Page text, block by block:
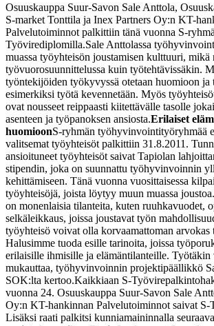
Osuuskauppa Suur-Savon Sale Anttola,
S-market Tonttila ja Inex Partners Oy:n KT-
Palvelutoiminnot palkittiin tänä vuonna S-
Työvirediplomilla.Sale Anttolassa
muassa työyhteisön joustamisen kulttuuri,
työvuorosuunnittelussa kuin työtehtävissäkin.
työntekijöiden työkyvyssä otetaan huomioon ja
esimerkiksi työtä kevennetään. Myös
ovat nousseet reippaasti kiitettävälle tasolle
asenteen ja työpanoksen ansiosta.Erilaiset
huomioonS-ryhmän työhyvinvointityöryhmää
valitsemat työyhteisöt palkittiin 31.8.2011.
ansioituneet työyhteisöt saivat Tapiolan
stipendin, joka on suunnattu työhyvinvoinnin
kehittämiseen. Tänä vuonna vuosittaisessa
työyhteisöjä, joista löytyy muun muassa joustoa.
on monenlaisia tilanteita, kuten ruuhkavuodet,
selkäleikkaus, joissa joustavat työn
työyhteisö voivat olla korvaamattoman
Halusimme tuoda esille tarinoita, joissa
erilaisille ihmisille ja elämäntilanteille. Työtäkin
mukauttaa, työhyvinvoinnin projektipäällikkö
SOK:lta kertoo.Kaikkiaan S-
vuonna 24. Osuuskauppa Suur-Savon Sale
Oy:n KT-hankinnan Palvelutoiminnot saivat S-
Lisäksi raati palkitsi kunniamaininnalla